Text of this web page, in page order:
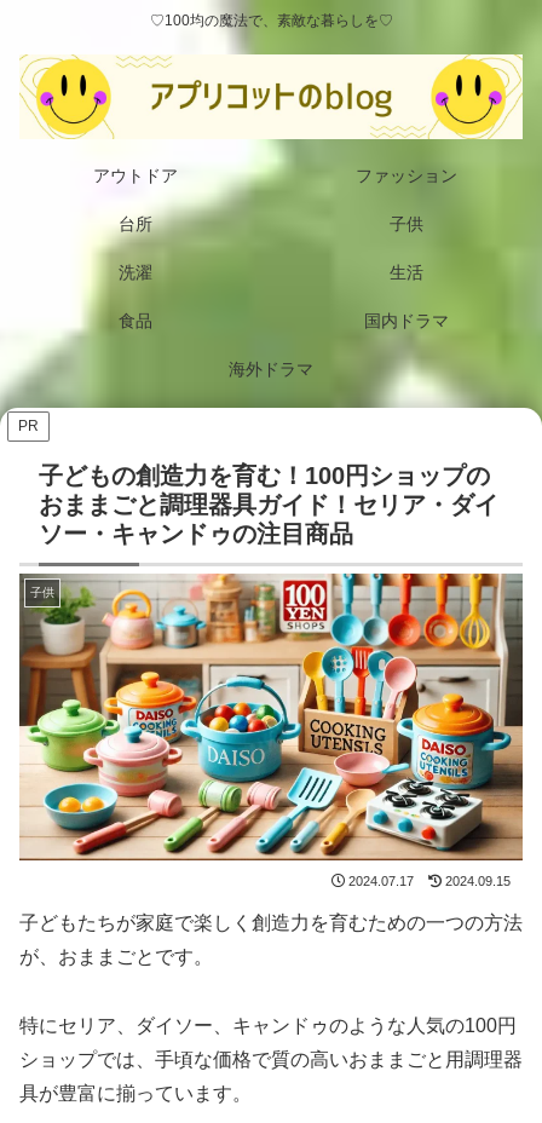
♡100均の魔法で、素敵な暮らしを♡
アウトドア ファッション
台所 子供
洗濯 生活
食品 国内ドラマ
海外ドラマ
PR
子どもの創造力を育む！100円ショップの
おままごと調理器具ガイド！セリア・ダイ
ソー・キャンドゥの注目商品
子供
2024.07.17 2024.09.15
子どもたちが家庭で楽しく創造力を育むための一つの方法
が、おままごとです。
特にセリア、ダイソー、キャンドゥのような人気の100円
ショップでは、手頃な価格で質の高いおままごと用調理器
具が豊富に揃っています。